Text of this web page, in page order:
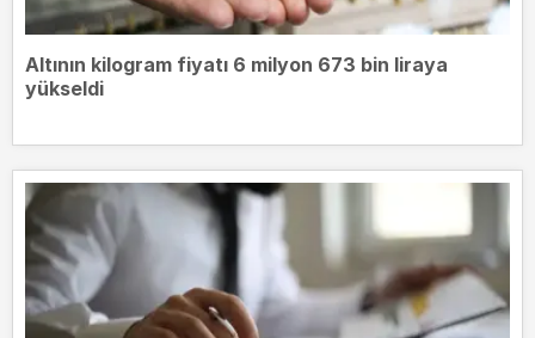
Altının kilogram fiyatı 6 milyon 673 bin liraya
yükseldi